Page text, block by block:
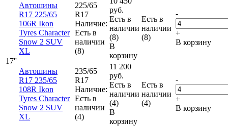
17''
Автошины
R17 225/65
106R Ikon
Tyres Character
Snow 2 SUV
XL
225/65
R17
Наличие:
Есть в
наличии
(8)
руб.
Есть в
наличии
(8)
В
корзину
Есть в
наличии
(8)
-
+
В корзину
Автошины
R17 235/65
108R Ikon
Tyres Character
Snow 2 SUV
XL
235/65
R17
Наличие:
Есть в
наличии
(4)
11 200
руб.
Есть в
наличии
(4)
В
корзину
Есть в
наличии
(4)
-
+
В корзину